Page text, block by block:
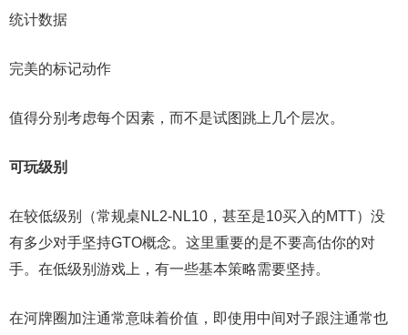
统计数据
完美的标记动作
值得分别考虑每个因素，而不是试图跳上几个层次。
可玩级别
在较低级别（常规桌NL2-NL10，甚至是10买入的MTT）没
有多少对手坚持GTO概念。这里重要的是不要高估你的对
手。在低级别游戏上，有一些基本策略需要坚持。
在河牌圈加注通常意味着价值，即使用中间对子跟注通常也